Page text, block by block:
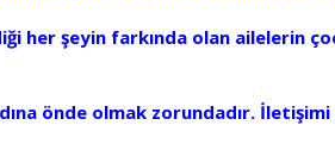
her şeyin farkında olan ailelerin
önde olmak zorundadır.